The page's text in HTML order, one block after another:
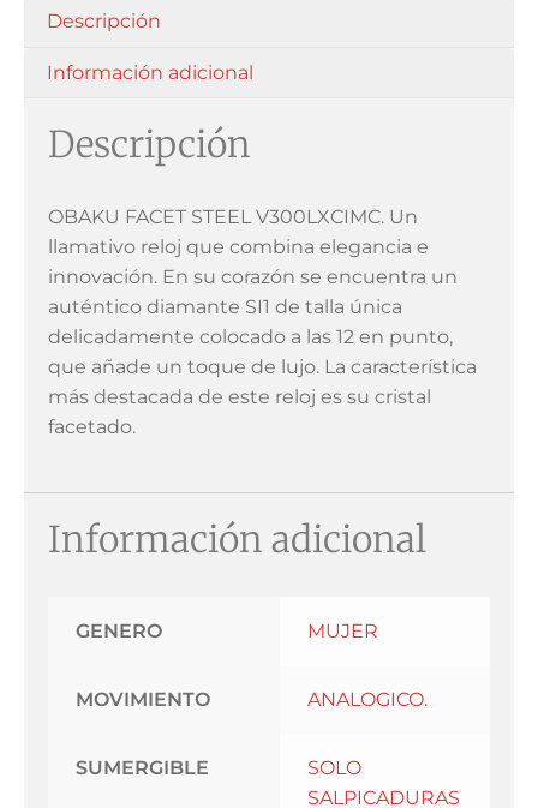
Descripción
Información adicional
Descripción
OBAKU FACET STEEL V300LXCIMC. Un
llamativo reloj que combina elegancia e
innovación. En su corazón se encuentra un
auténtico diamante SI1 de talla única
delicadamente colocado a las 12 en punto,
que añade un toque de lujo. La característica
más destacada de este reloj es su cristal
facetado.
Información adicional
GENERO MUJER
MOVIMIENTO ANALOGICO.
SUMERGIBLE
SOLO
SALPICADURAS